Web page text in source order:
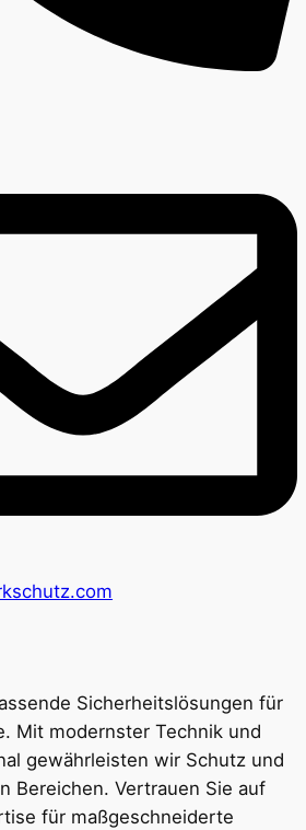
Sicherheitslösungen für
Mit modernster Technik und
gewährleisten wir Schutz und
Bereichen. Vertrauen Sie auf
für maßgeschneiderte